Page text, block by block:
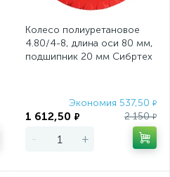
Колесо полиуретановое
4.80/4-8, длина оси 80 мм,
подшипник 20 мм Сибртех
Экономия 537,50 ₽
1 612,50 ₽ 2 150₽
- +